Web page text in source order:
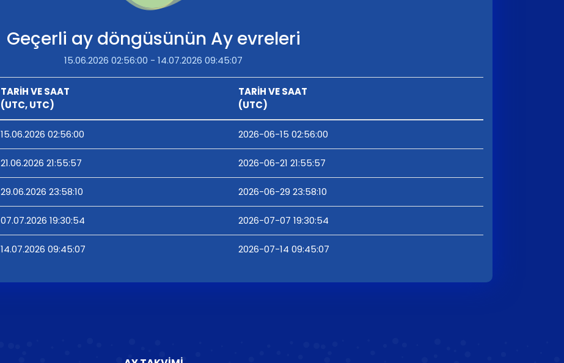
Geçerli ay döngüsünün Ay evreleri
15.06.2026 02:56:00 - 14.07.2026 09:45:07
TARİH VE SAAT
(UTC, UTC)
TARİH VE SAAT
(UTC)
15.06.2026 02:56:00 2026-06-15 02:56:00
21.06.2026 21:55:57 2026-06-21 21:55:57
29.06.2026 23:58:10 2026-06-29 23:58:10
07.07.2026 19:30:54 2026-07-07 19:30:54
14.07.2026 09:45:07 2026-07-14 09:45:07